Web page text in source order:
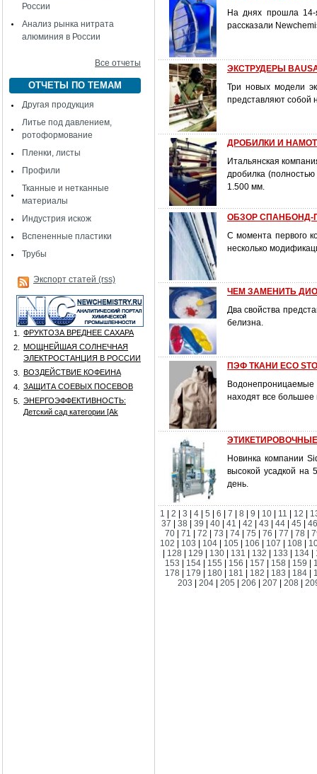
России
Анализ рынка нитрата
алюминия в России
Все отчеты
ОТЧЕТЫ ПО ТЕМАМ
Другая продукция
Литье под давлением,
ротоформование
Пленки, листы
Профили
Тканные и нетканные
материалы
Индустрия искож
Вспененные пластики
Трубы
Экспорт статей (rss)
1.
ФРУКТОЗА ВРЕДНЕЕ САХАРА
2.
МОЩНЕЙШАЯ СОЛНЕЧНАЯ
ЭЛЕКТРОСТАНЦИЯ В РОССИИ
3.
ВОЗДЕЙСТВИЕ КОФЕИНА
4.
ЗАЩИТА СОЕВЫХ ПОСЕВОВ
5.
ЭНЕРГОЭФФЕКТИВНОСТЬ:
Детский сад категории [Аk
На днях прошла 14-
рассказали
ЭКСТРУДЕРЫ
Три новых модели
представляют собой
ДРОБИЛКИ И
Итальянская
дробилка
1.500 мм.
ОБЗОР СПАНБОНД-
С момента первого
несколько
ЧЕМ ЗАМЕНИТЬ
Два свойства
белизна.
ПЭФ ТКАНИ ECO
находят все
ЭТИКЕТИРОВОЧНЫЕ
Новинка компании
высокой усадкой на
день.
1 2 3 4 5 6 7 8 9 10 11 12
37
|38 |39 |40 |41 |42 |43 |44 |45 |
70
71 72 73 74 75 76 77 78
102
103 104 105 106 107 108
128 129 130 131 132 133 134
153
154 155 156 157 158 159
178
179 180 181 182 183 184
203
|204 |205 |206 |207 |208 |